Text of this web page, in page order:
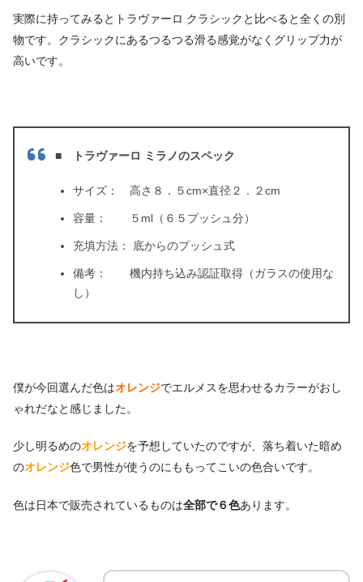
実際に持ってみるとトラヴァーロ クラシックと比べると全くの別
物です。クラシックにあるつるつる滑る感覚がなくグリップ力が
高いです。
■ トラヴァーロ ミラノのスペック
サイズ： 高さ８．５cm×直径２．２cm
容量： ５ml（６５プッシュ分）
充填方法： 底からのプッシュ式
備考： 機内持ち込み認証取得（ガラスの使用な
し）
僕が今回選んだ色はオレンジでエルメスを思わせるカラーがおし
ゃれだなと感じました。
少し明るめのオレンジを予想していたのですが、落ち着いた暗め
のオレンジ色で男性が使うのにももってこいの色合いです。
色は日本で販売されているものは全部で６色あります。